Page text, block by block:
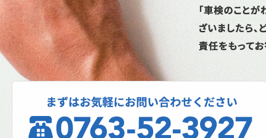
ます
昨年は格別のお引立てを賜り厚く御礼申し
上げます。本年もどうぞよろしくお願い申
し上げます。本日より通常...
スパネージ（スポット溶接機）
理、成功なるか！？
自動車修理工場では、日々さまざまな設備